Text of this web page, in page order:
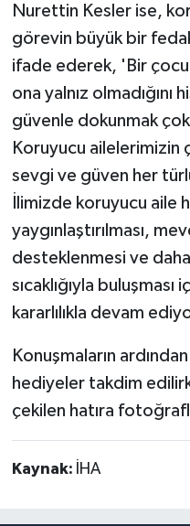
Nurettin Kesler ise,
görevin büyük bir
ifade ederek, 'Bir
ona yalnız
güvenle dokunmak
Koruyucu ailelerimizin
sevgi ve güven her
İlimizde koruyucu aile
yaygınlaştırılması,
desteklenmesi ve
sıcaklığıyla buluşması
kararlılıkla devam
Konuşmaların
hediyeler takdim
çekilen hatıra
Kaynak: İHA